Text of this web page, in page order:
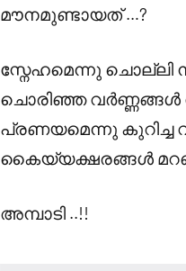
മൗനമുണ്ടായത് …?
സ്നേഹമെന്നു ചൊല്ലി
ചൊരിഞ്ഞ വർണ്ണങ്ങൾ
പ്രണയമെന്നു കുറിച്ച
കൈയ്യക്ഷരങ്ങൾ
അമ്പാടി ..!!